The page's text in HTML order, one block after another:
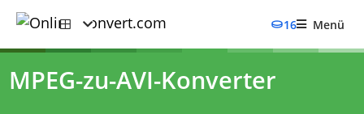
16 Menü
MPEG-zu-AVI-Konverter